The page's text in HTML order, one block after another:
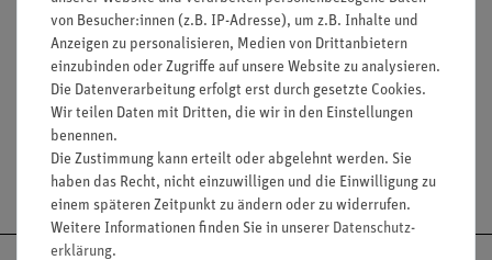
Für Normschliff NS 19/26
Versandkostenfrei ab 300,- €
von Besucher:innen (z.B. IP-Adresse), um z.B. Inhalte und
Anzeigen zu personalisieren, Medien von Drittanbietern
einzubinden oder Zugriffe auf unsere Website zu analysieren.
Die Datenverarbeitung erfolgt erst durch gesetzte Cookies.
Wir teilen Daten mit Dritten, die wir in den Einstellungen
benennen.
Die Zustimmung kann erteilt oder abgelehnt werden. Sie
haben das Recht, nicht einzuwilligen und die Einwilligung zu
einem späteren Zeitpunkt zu ändern oder zu widerrufen.
Weitere Informationen finden Sie in unserer Daten­schutz­
erklärung.